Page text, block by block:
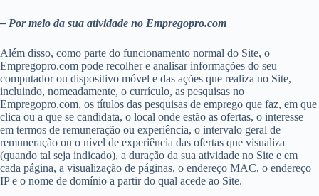
– Por meio da sua atividade no Empregopro.com
Além disso, como parte do funcionamento normal do Site, o
Empregopro.com pode recolher e analisar informações do seu
computador ou dispositivo móvel e das ações que realiza no Site,
incluindo, nomeadamente, o currículo, as pesquisas no
Empregopro.com, os títulos das pesquisas de emprego que faz, em que
clica ou a que se candidata, o local onde estão as ofertas, o interesse
em termos de remuneração ou experiência, o intervalo geral de
remuneração ou o nível de experiência das ofertas que visualiza
(quando tal seja indicado), a duração da sua atividade no Site e em
cada página, a visualização de páginas, o endereço MAC, o endereço
IP e o nome de domínio a partir do qual acede ao Site.